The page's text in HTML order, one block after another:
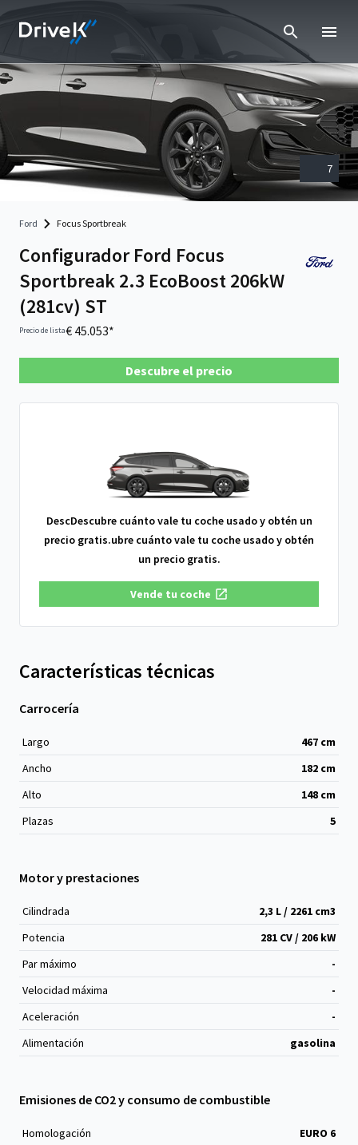
7
Ford Focus Sportbreak
Configurador Ford Focus
Sportbreak 2.3 EcoBoost 206kW
(281cv) ST
Precio de lista€ 45.053*
Descubre el precio
DescDescubre cuánto vale tu coche usado y obtén un
precio gratis.ubre cuánto vale tu coche usado y obtén
un precio gratis.
Vende tu coche
Características técnicas
Carrocería
Largo 467 cm
Ancho
182 cm
Alto
148 cm
Plazas
5
Motor y prestaciones
Cilindrada 2,3 L / 2261 cm3
Potencia
281 CV / 206 kW
Par máximo
-
Velocidad máxima
-
Aceleración
-
Alimentación
gasolina
Emisiones de CO2 y consumo de combustible
Homologación
EURO 6